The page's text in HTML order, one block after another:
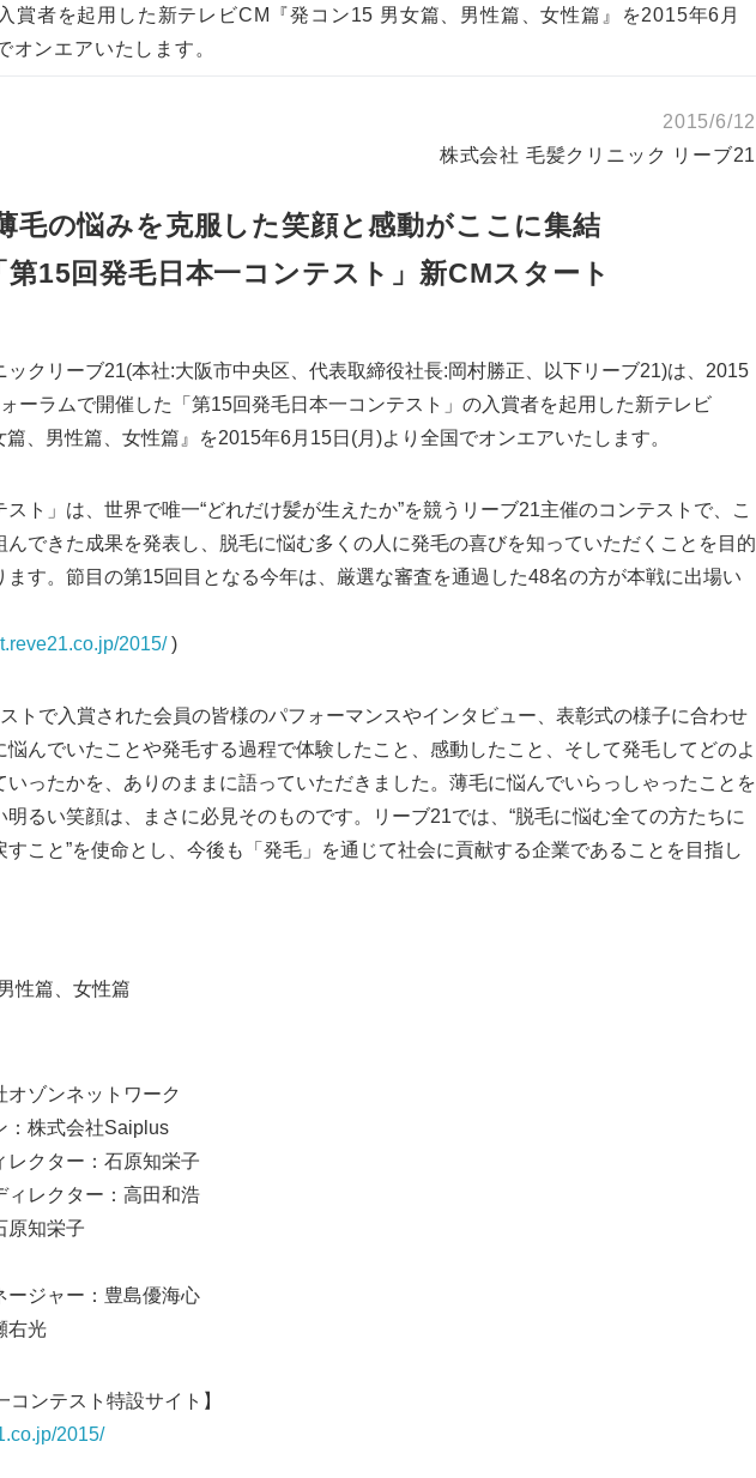
賞者を起用した新テレビCM『発コン15 男女篇、男性篇、女性篇』を2015年6月
オンエアいたします。
2015/6/12
株式会社 毛髪クリニック リーブ21
毛の悩みを克服した笑顔と感動がここに集結
第15回発毛日本一コンテスト」新CMスタート
ックリーブ21(本社:大阪市中央区、代表取締役社長:岡村勝正、以下リーブ21)は、2015
ーラムで開催した「第15回発毛日本一コンテスト」の入賞者を起用した新テレビ
、男性篇、女性篇』を2015年6月15日(月)より全国でオンエアいたします。
スト」は、世界で唯一“どれだけ髪が生えたか”を競うリーブ21主催のコンテストで、こ
んできた成果を発表し、脱毛に悩む多くの人に発毛の喜びを知っていただくことを目的
ます。節目の第15回目となる今年は、厳選な審査を通過した48名の方が本戦に出場い
2015/)
トで入賞された会員の皆様のパフォーマンスやインタビュー、表彰式の様子に合わせ
悩んでいたことや発毛する過程で体験したこと、感動したこと、そして発毛してどのよ
いったかを、ありのままに語っていただきました。薄毛に悩んでいらっしゃったことを
るい笑顔は、まさに必見そのものです。リーブ21では、“脱毛に悩む全ての方たちに
こと”を使命とし、今後も「発毛」を通じて社会に貢献する企業であることを目指し
性篇、女性篇
オゾンネットワーク
：株式会社Saiplus
レクター：石原知栄子
ィレクター：高田和浩
原知栄子
ージャー：豊島優海心
右光
コンテスト特設サイト】
2015/